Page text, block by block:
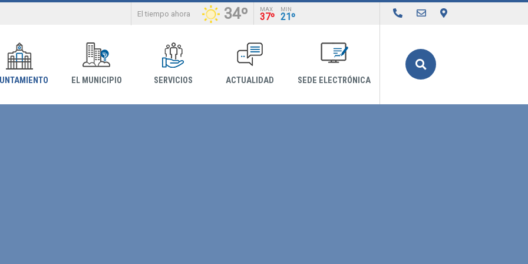
El tiempo ahora 34º MAX
37º
MIN
21º
EL MUNICIPIO SERVICIOS ACTUALIDAD SEDE ELECTRÓNICA